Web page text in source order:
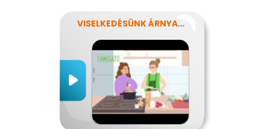
VISELKEDÉSÜNK ÁRNYALATAI